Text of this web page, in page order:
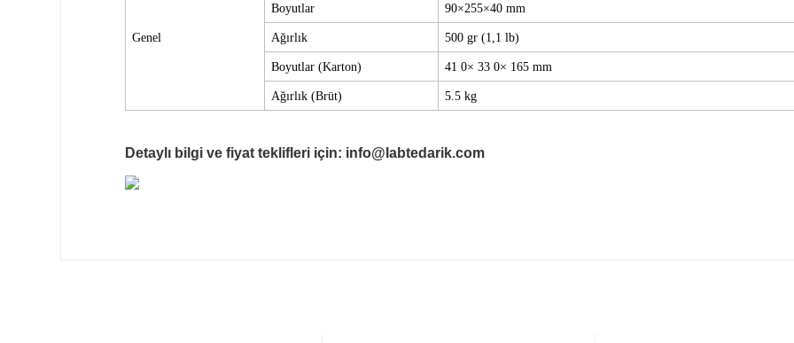
Genel
Boyutlar 90×255×40 mm
Ağırlık 500 gr (1,1 lb)
Boyutlar (Karton) 41 0× 33 0× 165 mm
Ağırlık (Brüt) 5.5 kg
Detaylı bilgi ve fiyat teklifleri için: info@labtedarik.com